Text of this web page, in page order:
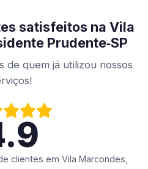
satisfeitos na Vila
Prudente‑SP
de quem já utilizou nossos
clientes em Vila Marcondes,